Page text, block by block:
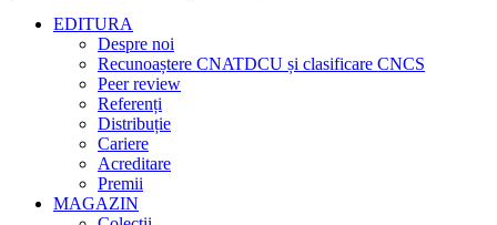
EDITURA
Despre noi
Recunoaștere CNATDCU și clasificare CNCS
Peer review
Referenți
Distribuție
Cariere
Acreditare
Premii
MAGAZIN